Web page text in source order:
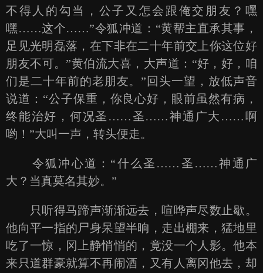
不得人的勾当，公子又怎会跟俺交朋友？嘿
嘿……这个……”令狐冲道：“黄帮主直承其事，
足见光明磊落，在下非在二十年前交上你这位好
朋友不可。”黄伯流大喜，大声道：“好，好，咱
们是二十年前的老朋友。”回头一望，放低声音
说道：“公子保重，你良心好，眼前虽然有病，
终能治好，何况圣……圣……神通广大……啊
哟！”大叫一声，转头便走。
令狐冲心道：“什么圣……圣……神通广
大？当真莫名其妙。”
只听得马蹄声渐渐远去，喧哗声尽数止歇。
他向平一指的尸身呆望半晌，走出棚来，猛地里
吃了一惊，冈上静悄悄的，竟没一个人影。他本
来只道群豪就算不再闹酒，又有人离冈他去，却